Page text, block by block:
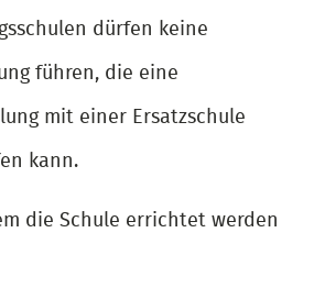
dürfen keine
führen, die eine
mit einer Ersatzschule
kann.
die Schule errichtet werden